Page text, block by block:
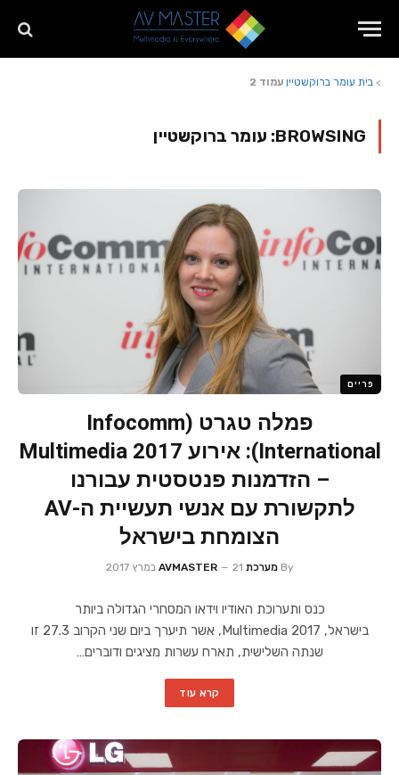
> בית עומר ברוקשטיין עמוד 2
BROWSING: עומר ברוקשטיין
פריים
פמלה טגרט (Infocomm
International): אירוע Multimedia 2017
– הזדמנות פנטסטית עבורנו
לתקשורת עם אנשי תעשיית ה-AV
הצומחת בישראל
By מערכת AVMASTER 21 במרץ 2017
כנס ותערוכת האודיו וידאו המסחרי הגדולה ביותר
בישראל, Multimedia 2017, אשר תיערך ביום שני הקרוב 27.3 זו
שנתה השלישית, תארח עשרות מציגים ודוברים…
קרא עוד